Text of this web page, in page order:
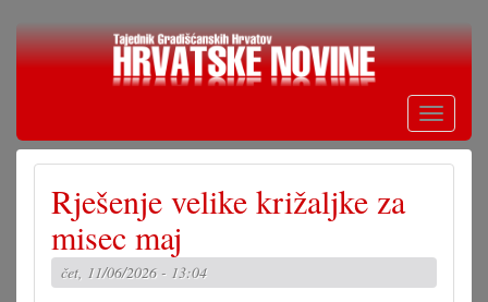
Skoči
Toggle
Rješenje velike križaljke za
misec maj
čet, 11/06/2026 - 13:04